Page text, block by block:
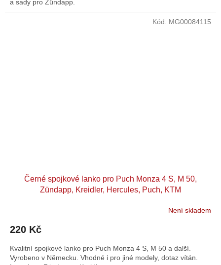
a sady pro Zündapp.
Černé spojkové lanko pro Puch Monza 4 S, M 50,
Zündapp, Kreidler, Hercules, Puch, KTM
Není skladem
220 Kč
Kvalitní spojkové lanko pro Puch Monza 4 S, M 50 a další.
Vyrobeno v Německu. Vhodné i pro jiné modely, dotaz vítán.
Kód: MG00084115